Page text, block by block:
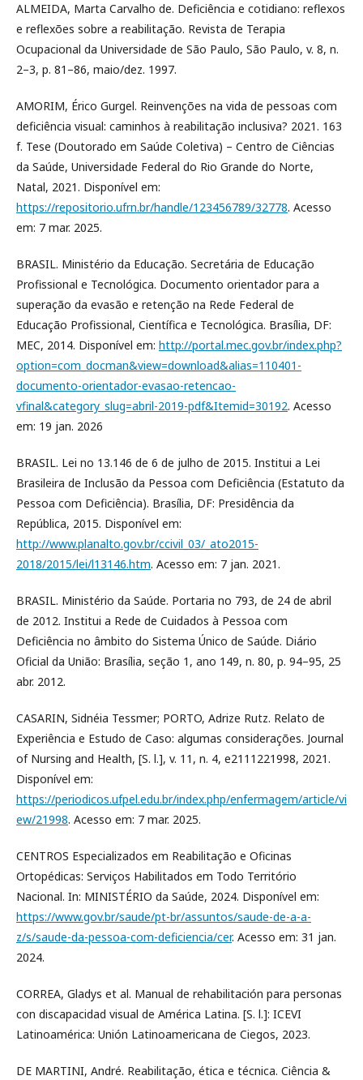
ALMEIDA, Marta Carvalho de. Deficiência e cotidiano: reflexos
e reflexões sobre a reabilitação. Revista de Terapia
Ocupacional da Universidade de São Paulo, São Paulo, v. 8, n.
2–3, p. 81–86, maio/dez. 1997.
AMORIM, Érico Gurgel. Reinvenções na vida de pessoas com
deficiência visual: caminhos à reabilitação inclusiva? 2021. 163
f. Tese (Doutorado em Saúde Coletiva) – Centro de Ciências
da Saúde, Universidade Federal do Rio Grande do Norte,
Natal, 2021. Disponível em:
https://repositorio.ufrn.br/handle/123456789/32778. Acesso
em: 7 mar. 2025.
BRASIL. Ministério da Educação. Secretária de Educação
Profissional e Tecnológica. Documento orientador para a
superação da evasão e retenção na Rede Federal de
Educação Profissional, Científica e Tecnológica. Brasília, DF:
MEC, 2014. Disponível em: http://portal.mec.gov.br/index.php?
option=com_docman&view=download&alias=110401-
documento-orientador-evasao-retencao-
vfinal&category_slug=abril-2019-pdf&Itemid=30192. Acesso
em: 19 jan. 2026
BRASIL. Lei no 13.146 de 6 de julho de 2015. Institui a Lei
Brasileira de Inclusão da Pessoa com Deficiência (Estatuto da
Pessoa com Deficiência). Brasília, DF: Presidência da
República, 2015. Disponível em:
http://www.planalto.gov.br/ccivil_03/_ato2015-
2018/2015/lei/l13146.htm. Acesso em: 7 jan. 2021.
BRASIL. Ministério da Saúde. Portaria no 793, de 24 de abril
de 2012. Institui a Rede de Cuidados à Pessoa com
Deficiência no âmbito do Sistema Único de Saúde. Diário
Oficial da União: Brasília, seção 1, ano 149, n. 80, p. 94–95, 25
abr. 2012.
CASARIN, Sidnéia Tessmer; PORTO, Adrize Rutz. Relato de
Experiência e Estudo de Caso: algumas considerações. Journal
of Nursing and Health, [S. l.], v. 11, n. 4, e2111221998, 2021.
Disponível em:
https://periodicos.ufpel.edu.br/index.php/enfermagem/article/vi
ew/21998. Acesso em: 7 mar. 2025.
CENTROS Especializados em Reabilitação e Oficinas
Ortopédicas: Serviços Habilitados em Todo Território
Nacional. In: MINISTÉRIO da Saúde, 2024. Disponível em:
https://www.gov.br/saude/pt-br/assuntos/saude-de-a-a-
z/s/saude-da-pessoa-com-deficiencia/cer. Acesso em: 31 jan.
2024.
CORREA, Gladys et al. Manual de rehabilitación para personas
con discapacidad visual de América Latina. [S. l.]: ICEVI
Latinoamérica: Unión Latinoamericana de Ciegos, 2023.
DE MARTINI, André. Reabilitação, ética e técnica. Ciência &